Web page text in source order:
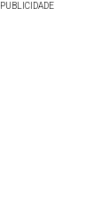
PUBLICIDADE